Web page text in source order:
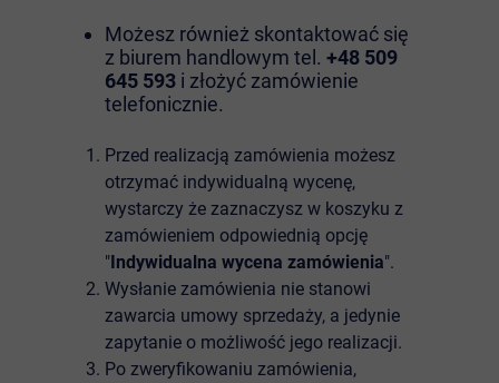
Możesz również skontaktować się
z biurem handlowym tel. +48 509
645 593 i złożyć zamówienie
telefonicznie.
Przed realizacją zamówienia możesz
otrzymać indywidualną wycenę,
wystarczy że zaznaczysz w koszyku z
zamówieniem odpowiednią opcję
"Indywidualna wycena zamówienia".
Wysłanie zamówienia nie stanowi
zawarcia umowy sprzedaży, a jedynie
zapytanie o możliwość jego realizacji.
Po zweryfikowaniu zamówienia,